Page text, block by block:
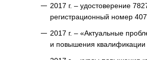
2017 г. – удостоверение
регистрационный номер
2017 г. – «Актуальные
и повышения